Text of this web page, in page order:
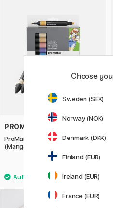
PROMARKER
ProMarker 12er-Set + Blender
(Manga Set 1)
Choose
Sweden (SEK)
Norway (NOK)
Denmark (DKK)
Finland (EUR)
Ireland (EUR)
France (EUR)